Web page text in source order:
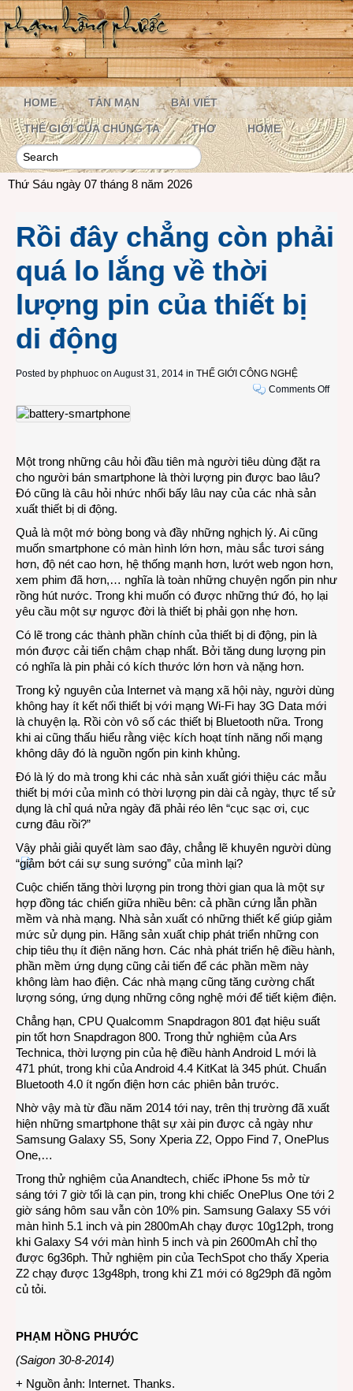
HOME TẢN MẠN BÀI VIẾT
THẾ GIỚI CỦA CHÚNG TA THƠ HOME
Thứ Sáu ngày 07 tháng 8 năm 2026
Rồi đây chẳng còn phải
quá lo lắng về thời
lượng pin của thiết bị
di động
Posted by phphuoc on August 31, 2014 in THẾ GIỚI CÔNG NGHỆ
Comments Offon
pin
Một trong những câu hỏi đầu tiên mà người tiêu dùng đặt ra
cho người bán smartphone là thời lượng pin được bao lâu?
Đó cũng là câu hỏi nhức nhối bấy lâu nay của các nhà sản
xuất thiết bị di động.
Quả là một mớ bòng bong và đầy những nghịch lý. Ai cũng
muốn smartphone có màn hình lớn hơn, màu sắc tươi sáng
hơn, độ nét cao hơn, hệ thống mạnh hơn, lướt web ngon hơn,
xem phim đã hơn,… nghĩa là toàn những chuyện ngốn pin như
rồng hút nước. Trong khi muốn có được những thứ đó, họ lại
yêu cầu một sự ngược đời là thiết bị phải gọn nhẹ hơn.
Có lẽ trong các thành phần chính của thiết bị di động, pin là
món được cải tiến chậm chạp nhất. Bởi tăng dung lượng pin
có nghĩa là pin phải có kích thước lớn hơn và nặng hơn.
Trong kỷ nguyên của Internet và mạng xã hội này, người dùng
không hay ít kết nối thiết bị với mạng Wi-Fi hay 3G Data mới
là chuyện lạ. Rồi còn vô số các thiết bị Bluetooth nữa. Trong
khi ai cũng thấu hiểu rằng việc kích hoạt tính năng nối mạng
không dây đó là nguồn ngốn pin kinh khủng.
Đó là lý do mà trong khi các nhà sản xuất giới thiệu các mẫu
thiết bị mới của mình có thời lượng pin dài cả ngày, thực tế sử
dụng là chỉ quá nửa ngày đã phải réo lên “cục sạc ơi, cục
cưng đâu rồi?”
Vậy phải giải quyết làm sao đây, chẳng lẽ khuyên người dùng
“giảm bớt cái sự sung sướng” của mình lại?
Cuộc chiến tăng thời lượng pin trong thời gian qua là một sự
hợp đồng tác chiến giữa nhiều bên: cả phần cứng lẫn phần
mềm và nhà mạng. Nhà sản xuất có những thiết kế giúp giảm
mức sử dụng pin. Hãng sản xuất chip phát triển những con
chip tiêu thụ ít điện năng hơn. Các nhà phát triển hệ điều hành,
phần mềm ứng dụng cũng cải tiến để các phần mềm này
không làm hao điện. Các nhà mạng cũng tăng cường chất
lượng sóng, ứng dụng những công nghệ mới để tiết kiệm điện.
Chẳng hạn, CPU Qualcomm Snapdragon 801 đạt hiệu suất
pin tốt hơn Snapdragon 800. Trong thử nghiệm của Ars
Technica, thời lượng pin của hệ điều hành Android L mới là
471 phút, trong khi của Android 4.4 KitKat là 345 phút. Chuẩn
Bluetooth 4.0 ít ngốn điện hơn các phiên bản trước.
Nhờ vậy mà từ đầu năm 2014 tới nay, trên thị trường đã xuất
hiện những smartphone thật sự xài pin được cả ngày như
Samsung Galaxy S5, Sony Xperia Z2, Oppo Find 7, OnePlus
One,…
Trong thử nghiệm của Anandtech, chiếc iPhone 5s mở từ
sáng tới 7 giờ tối là cạn pin, trong khi chiếc OnePlus One tới 2
giờ sáng hôm sau vẫn còn 10% pin. Samsung Galaxy S5 với
màn hình 5.1 inch và pin 2800mAh chạy được 10g12ph, trong
khi Galaxy S4 với màn hình 5 inch và pin 2600mAh chỉ thọ
được 6g36ph. Thử nghiệm pin của TechSpot cho thấy Xperia
Z2 chạy được 13g48ph, trong khi Z1 mới có 8g29ph đã ngỏm
củ tỏi.
PHẠM HỒNG PHƯỚC
(Saigon 30-8-2014)
+ Nguồn ảnh: Internet. Thanks.